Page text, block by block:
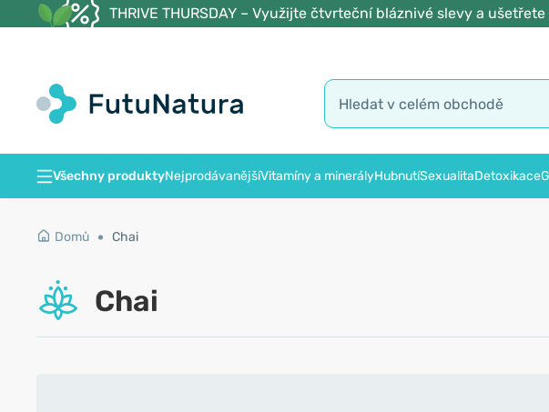
THRIVE THURSDAY – Využijte čtvrteční bláznivé slevy a
Všechny produktyNejprodávanějšíVitamíny a minerályHubnutíSexualitaDetoxikace
Domů Chai
Chai